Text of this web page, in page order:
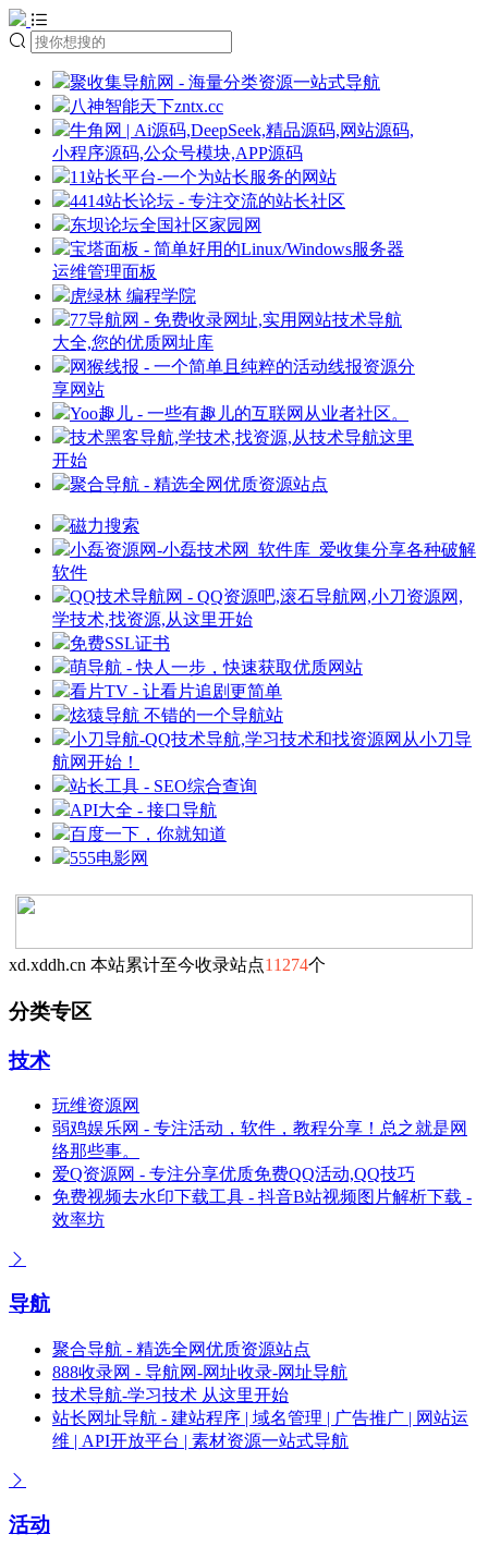
聚收集导航网 - 海量分类资源一站式导航
八神智能天下zntx.cc
牛角网 | Ai源码,DeepSeek,精品源码,网站源码,
小程序源码,公众号模块,APP源码
11站长平台-一个为站长服务的网站
4414站长论坛 - 专注交流的站长社区
东坝论坛全国社区家园网
宝塔面板 - 简单好用的Linux/Windows服务器
运维管理面板
虎绿林 编程学院
77导航网 - 免费收录网址,实用网站技术导航
大全,您的优质网址库
网猴线报 - 一个简单且纯粹的活动线报资源分
享网站
Yoo趣儿 - 一些有趣儿的互联网从业者社区。
技术黑客导航,学技术,找资源,从技术导航这里
开始
聚合导航 - 精选全网优质资源站点
磁力搜索
小磊资源网-小磊技术网_软件库_爱收集分享各种破解
软件
QQ技术导航网 - QQ资源吧,滚石导航网,小刀资源网,
学技术,找资源,从这里开始
免费SSL证书
萌导航 - 快人一步，快速获取优质网站
看片TV - 让看片追剧更简单
炫猿导航 不错的一个导航站
小刀导航-QQ技术导航,学习技术和找资源网从小刀导
航网开始！
站长工具 - SEO综合查询
API大全 - 接口导航
百度一下，你就知道
555电影网
xd.xddh.cn 本站累计至今收录站点11274个
分类专区
技术
玩维资源网
弱鸡娱乐网 - 专注活动，软件，教程分享！总之就是网
络那些事。
爱Q资源网 - 专注分享优质免费QQ活动,QQ技巧
免费视频去水印下载工具 - 抖音B站视频图片解析下载 -
效率坊
导航
聚合导航 - 精选全网优质资源站点
888收录网 - 导航网-网址收录-网址导航
技术导航-学习技术 从这里开始
站长网址导航 - 建站程序 | 域名管理 | 广告推广 | 网站运
维 | API开放平台 | 素材资源一站式导航
活动